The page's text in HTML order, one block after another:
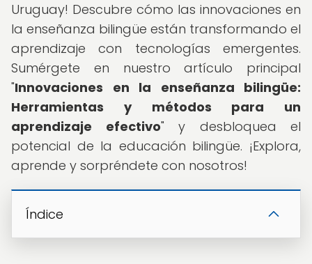
Uruguay! Descubre cómo las innovaciones en
la enseñanza bilingüe están transformando el
aprendizaje con tecnologías emergentes.
Sumérgete en nuestro artículo principal
"Innovaciones en la enseñanza bilingüe:
Herramientas y métodos para un
aprendizaje efectivo" y desbloquea el
potencial de la educación bilingüe. ¡Explora,
aprende y sorpréndete con nosotros!
Índice